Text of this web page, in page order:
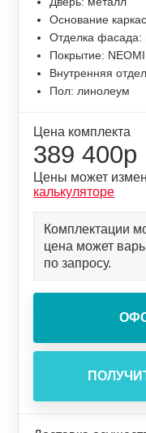
Основание
Отделка фасада:
Покрытие:
Внутренняя
Пол: линолеум
Цена комплекта
389 400р
Цены может
калькуляторе
Комплектации
цена может
по запросу.